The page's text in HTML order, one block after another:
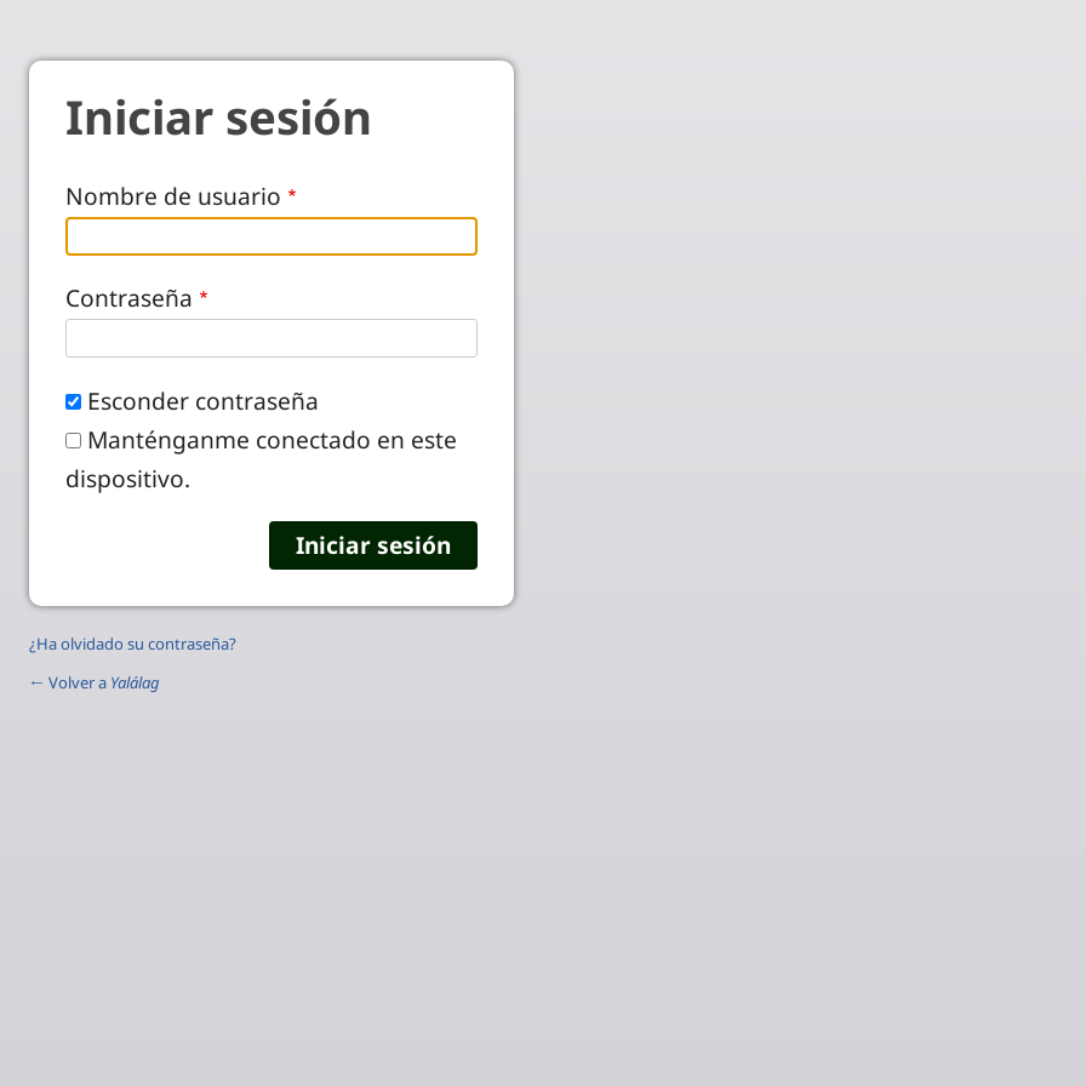
Iniciar sesión
Nombre de usuario
Contraseña
Esconder contraseña
Manténganme conectado en este
dispositivo.
¿Ha olvidado su contraseña?
← Volver a Yalálag